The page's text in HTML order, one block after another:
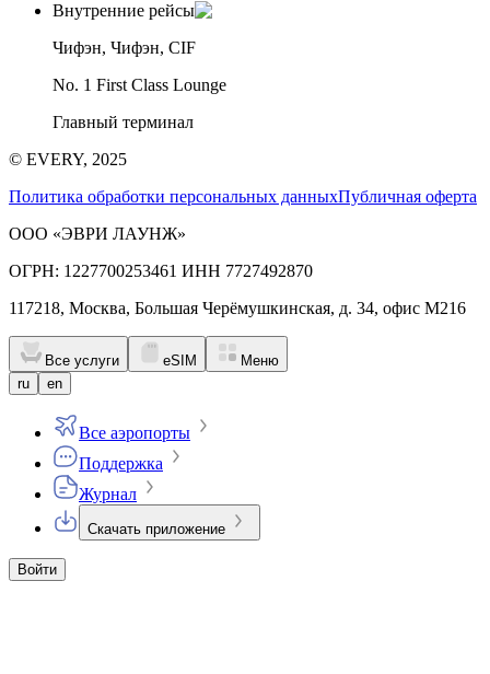
Внутренние рейсы
Чифэн, Чифэн, CIF
No. 1 First Class Lounge
Главный терминал
© EVERY, 2025
Политика обработки персональных данныхПубличная оферта
ООО «ЭВРИ ЛАУНЖ»
ОГРН: 1227700253461 ИНН 7727492870
117218, Москва, Большая Черёмушкинская, д. 34, офис М216
Все услуги eSIM
Меню
ru
en
Все аэропорты
Поддержка
Журнал
Скачать приложение
Войти